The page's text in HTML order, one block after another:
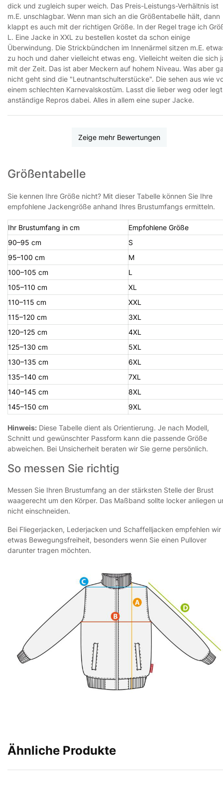
dick und zugleich super weich. Das Preis-Leistungs-Verhältnis ist
m.E. unschlagbar. Wenn man sich an die Größentabelle hält, dann
klappt es auch mit der richtigen Größe. In der Regel trage ich
L. Eine Jacke in XXL zu bestellen kostet da schon einige
Überwindung. Die Strickbündchen im Innenärmel sitzen m.E.
zu hoch und daher vielleicht etwas eng. Vielleicht weiten die sich
mit der Zeit. Das ist aber Meckern auf hohem Niveau. Was aber
nicht geht sind die "Leutnantschulterstücke". Die sehen aus wie
einem schlechten Karnevalskostüm. Lasst die lieber weg oder legt
anständige Repros dabei. Alles in allem eine super Jacke.
Zeige mehr Bewertungen
Größentabelle
Sie kennen Ihre Größe nicht? Mit dieser Tabelle können Sie Ihre
empfohlene Jackengröße anhand Ihres Brustumfangs ermitteln.
Ihr Brustumfang in cm
Empfohlene Größe
90–95 cm
S
95–100 cm
M
100–105 cm
L
105–110 cm
XL
110–115 cm
XXL
115–120 cm
3XL
120–125 cm
4XL
125–130 cm
5XL
130–135 cm
6XL
135–140 cm
7XL
140–145 cm
8XL
145–150 cm
9XL
Hinweis: Diese Tabelle dient als Orientierung. Je nach Modell,
Schnitt und gewünschter Passform kann die passende Größe
abweichen. Bei Unsicherheit beraten wir Sie gerne persönlich.
So messen Sie richtig
Messen Sie Ihren Brustumfang an der stärksten Stelle der Brust
waagerecht um den Körper. Das Maßband sollte locker anliegen
nicht einschneiden.
Bei Fliegerjacken, Lederjacken und Schaffelljacken empfehlen wir
etwas Bewegungsfreiheit, besonders wenn Sie einen Pullover
darunter tragen möchten.
Ähnliche Produkte